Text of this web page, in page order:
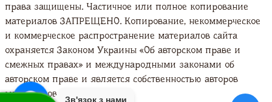
Зв'язок з нами
права защищены. Частичное или полное копирование
материалов ЗАПРЕЩЕНО. Копирование, некоммерческое
и коммерческое распространение материалов сайта
охраняется Законом Украины «Об авторском праве и
смежных правах» и международными законами об
авторском праве и является собственностью авторов
материалов. Подробно